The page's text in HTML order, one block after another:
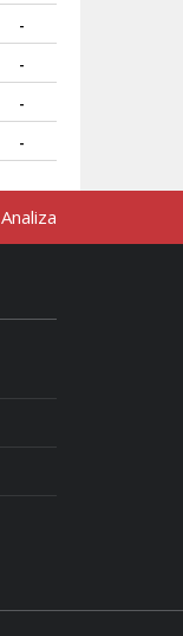
-
-
-
-
Analiza